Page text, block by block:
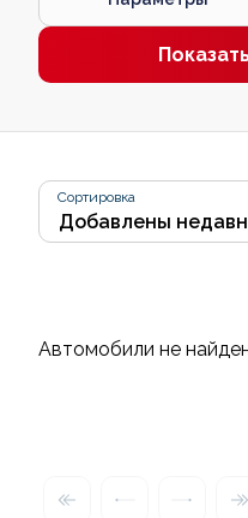
Сортировка
Автомобили не